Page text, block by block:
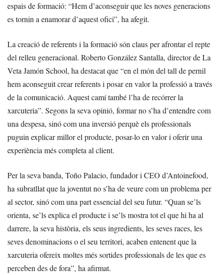
espais de formació: “Hem d’aconseguir que les noves generacions
es tornin a enamorar d’aquest ofici”, ha afegit.
La creació de referents i la formació són claus per afrontar el repte
del relleu generacional. Roberto González Santalla, director de La
Veta Jamón School, ha destacat que “en el món del tall de pernil
hem aconseguit crear referents i posar en valor la professió a través
de la comunicació. Aquest camí també l’ha de recórrer la
xarcuteria”. Segons la seva opinió, formar no s’ha d’entendre com
una despesa, sinó com una inversió perquè els professionals
puguin explicar millor el producte, posar-lo en valor i oferir una
experiència més completa al client.
Per la seva banda, Toño Palacio, fundador i CEO d’Antoinefood,
ha subratllat que la joventut no s’ha de veure com un problema per
al sector, sinó com una part essencial del seu futur. “Quan se’ls
orienta, se’ls explica el producte i se’ls mostra tot el que hi ha al
darrere, la seva història, els seus ingredients, les seves races, les
seves denominacions o el seu territori, acaben entenent que la
xarcuteria ofereix moltes més sortides professionals de les que es
perceben des de fora”, ha afirmat.